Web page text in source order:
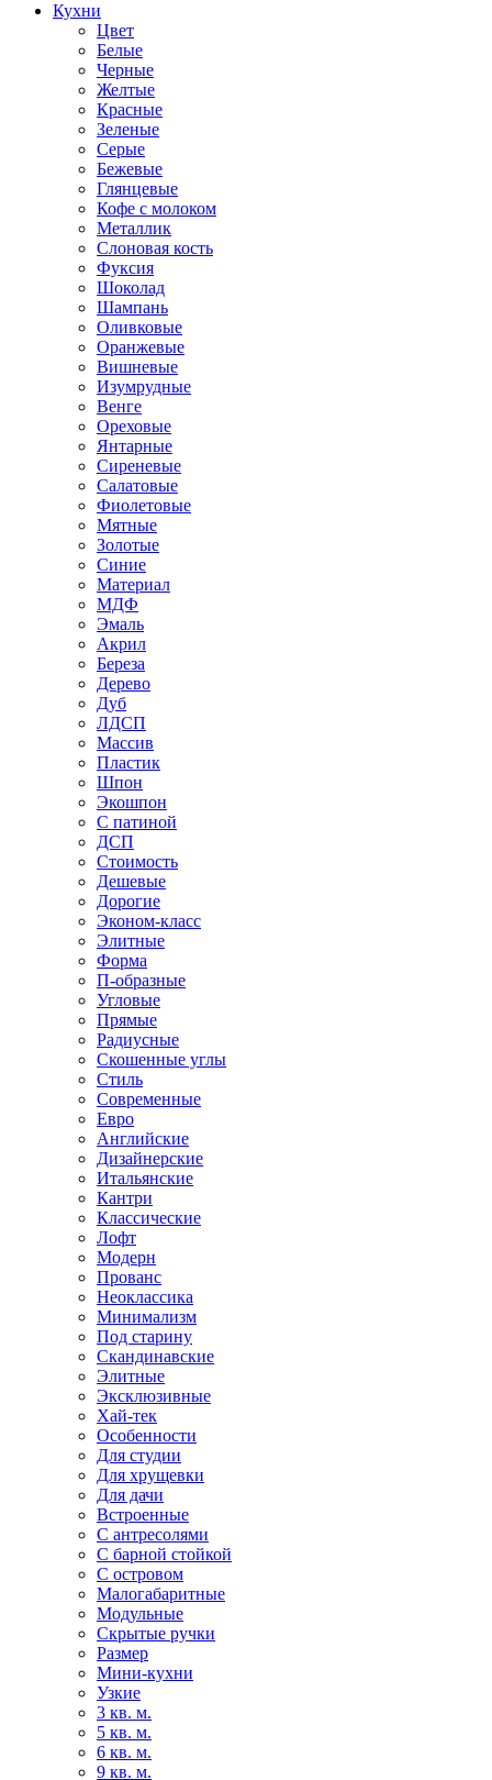
Кухни
Цвет
Белые
Черные
Желтые
Красные
Зеленые
Серые
Бежевые
Глянцевые
Кофе с молоком
Металлик
Слоновая кость
Фуксия
Шоколад
Шампань
Оливковые
Оранжевые
Вишневые
Изумрудные
Венге
Ореховые
Янтарные
Сиреневые
Салатовые
Фиолетовые
Мятные
Золотые
Синие
Материал
МДФ
Эмаль
Акрил
Береза
Дерево
Дуб
ЛДСП
Массив
Пластик
Шпон
Экошпон
С патиной
ДСП
Стоимость
Дешевые
Дорогие
Эконом-класс
Элитные
Форма
П-образные
Угловые
Прямые
Радиусные
Скошенные углы
Стиль
Современные
Евро
Английские
Дизайнерские
Итальянские
Кантри
Классические
Лофт
Модерн
Прованс
Неоклассика
Минимализм
Под старину
Скандинавские
Элитные
Эксклюзивные
Хай-тек
Особенности
Для студии
Для хрущевки
Для дачи
Встроенные
С антресолями
С барной стойкой
С островом
Малогабаритные
Модульные
Скрытые ручки
Размер
Мини-кухни
Узкие
3 кв. м.
5 кв. м.
6 кв. м.
9 кв. м.